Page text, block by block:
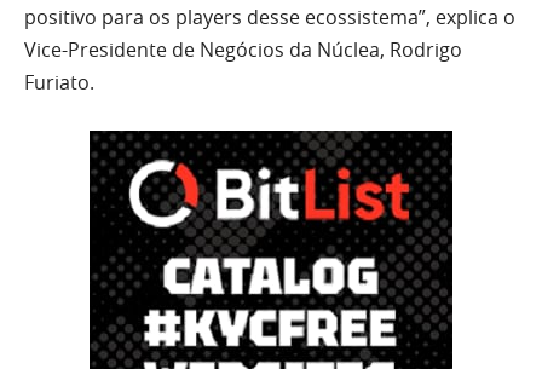
positivo para os players desse ecossistema”, explica o
Vice-Presidente de Negócios da Núclea, Rodrigo
Furiato.